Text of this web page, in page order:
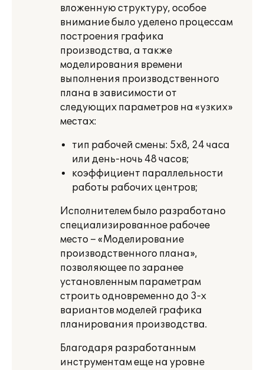
вложенную структуру, особое
внимание было уделено процессам
построения графика
производства, а также
моделирования времени
выполнения производственного
плана в зависимости от
следующих параметров на «узких»
местах:
тип рабочей смены: 5х8, 24 часа
или день-ночь 48 часов;
коэффициент параллельности
работы рабочих центров;
Исполнителем было разработано
специализированное рабочее
место – «Моделирование
производственного плана»,
позволяющее по заранее
установленным параметрам
строить одновременно до 3-х
вариантов моделей графика
планирования производства.
Благодаря разработанным
инструментам еще на уровне